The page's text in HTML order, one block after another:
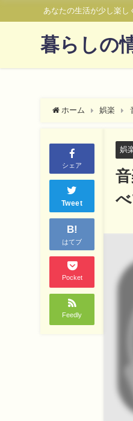
あなたの生活が少し楽し
暮らしの
ホーム 娯楽
シェア
Tweet
B!
はてブ
Pocket
Feedly
娯